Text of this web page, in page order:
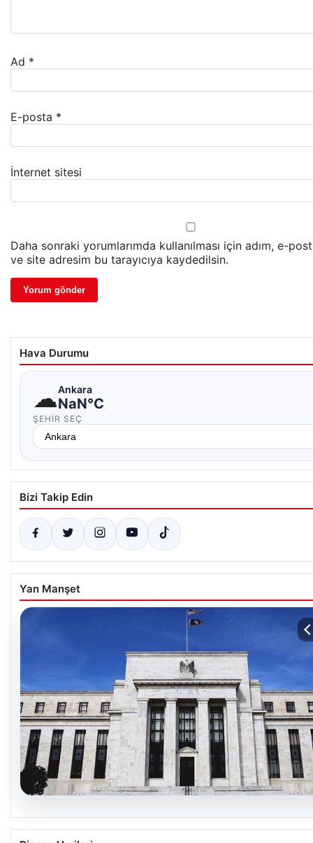
Ad *
E-posta *
İnternet sitesi
Daha sonraki yorumlarımda kullanılması için adım, e-
ve site adresim bu tarayıcıya kaydedilsin.
Hava Durumu
☁Ankara
NaN°C
ŞEHIR SEÇ
Bizi Takip Edin
Yan Manşet
06.08.2026
Fed faizi sabit tuttu